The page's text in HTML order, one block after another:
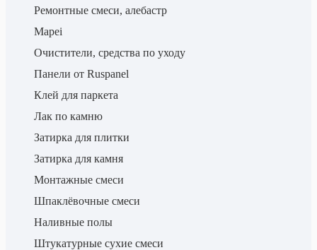
Ремонтные смеси, алебастр
Mapei
Очистители, средства по уходу
Панели от Ruspanel
Клей для паркета
Лак по камню
Затирка для плитки
Затирка для камня
Монтажные смеси
Шпаклёвочные смеси
Наливные полы
Штукатурные сухие смеси